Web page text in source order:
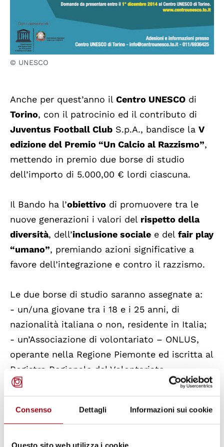
Consenso Dettagli Informazioni sui cookie
Questo sito web utilizza i cookie
© UNESCO
Anche per quest’anno il Centro UNESCO di
Torino, con il patrocinio ed il contributo di
Juventus Football Club S.p.A., bandisce la V
edizione del Premio “Un Calcio al Razzismo”,
mettendo in premio due borse di studio
dell’importo di 5.000,00 € lordi ciascuna.
Il Bando ha l’obiettivo di promuovere tra le
nuove generazioni i valori del rispetto della
diversità, dell’inclusione sociale e del fair play
“umano”, premiando azioni significative a
favore dell’integrazione e contro il razzismo.
Le due borse di studio saranno assegnate a:
- un/una giovane tra i 18 e i 25 anni, di
nazionalità italiana o non, residente in Italia;
- un’Associazione di volontariato – ONLUS,
operante nella Regione Piemonte ed iscritta al
Registro Regionale del Volontariato.
Ambo le categorie di assegnatari dovranno
aver compiuto nel primo semestre del 2014
azioni significative a favore dell’integrazione e
impiego (entro il primo semestre del 2015) di